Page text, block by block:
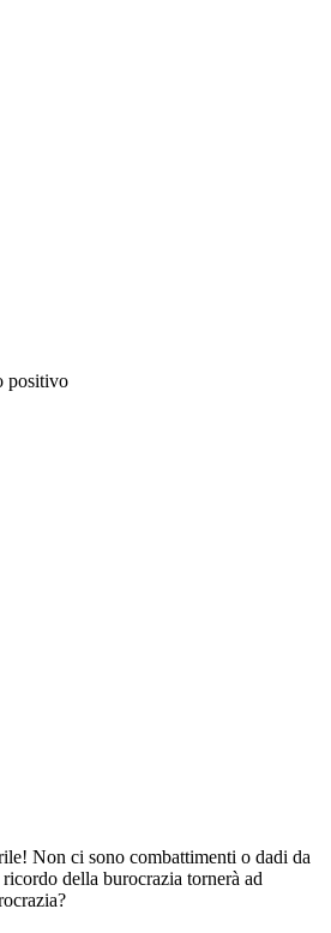
positivo
Non ci sono combattimenti o dadi da
della burocrazia tornerà ad